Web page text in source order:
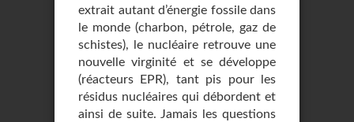
extrait autant d’énergie fossile dans
le monde (charbon, pétrole, gaz de
schistes), le nucléaire retrouve une
nouvelle virginité et se développe
(réacteurs EPR), tant pis pour les
résidus nucléaires qui débordent et
ainsi de suite. Jamais les questions